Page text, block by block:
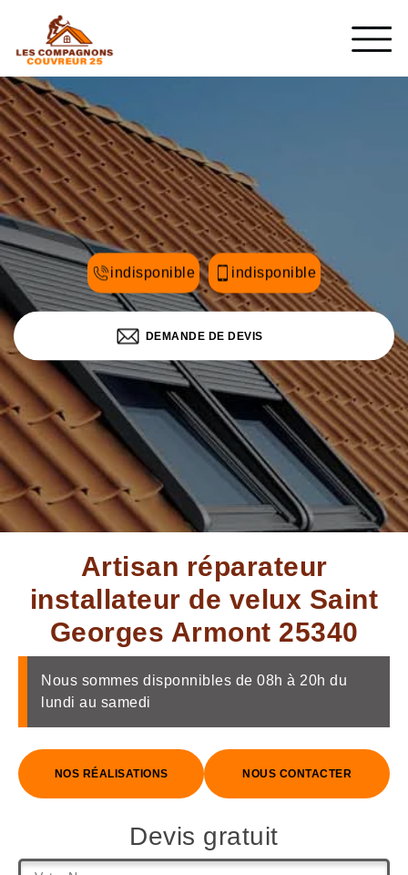
indisponible indisponible
DEMANDE DE DEVIS
Artisan réparateur
installateur de velux Saint
Georges Armont 25340
Nous sommes disponnibles de 08h à 20h du
lundi au samedi
NOS RÉALISATIONS NOUS CONTACTER
Devis gratuit